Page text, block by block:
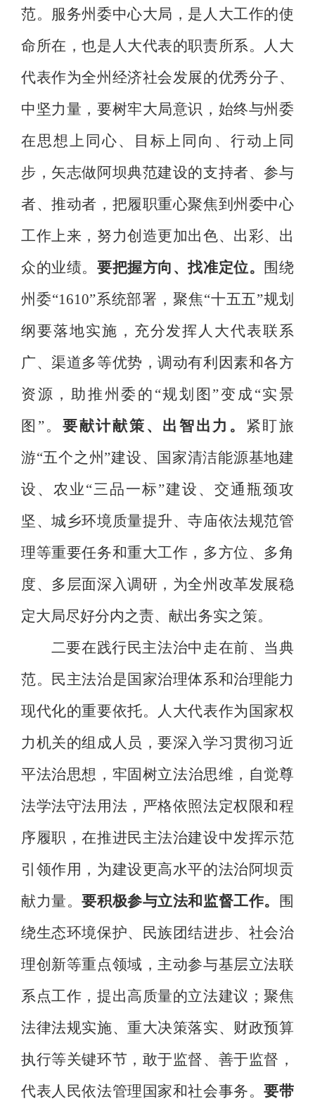
范。 服务州委中心大局，是人大工作的使
命所在，也是人大代表的职责所系。人大
代表作为全州经济社会发展的优秀分子、
中坚力量，要树牢大局意识 ，始终与州委
在思想上同心、目标上同向、行动上同
步，矢志做阿坝典范建设的支持者、参与
者、推动者，把履职重心聚焦到州委中心
工作上来，努力创造更加出色、出彩、出
众的业绩。 要把握方向、找准定位。
围绕
州委“1610”系统部署，聚焦“十五五”规划
纲要落地实施，充分发挥人大代表联系
广、渠道多等优势，调动有利因素和各方
资源，助推州委的 “规划图 ”变成 “实景
图 ”。要献计献策、出智出力 。 紧盯旅
游“五个之州 ”建设、国家清洁能源基地建
设、农业“三品一标”建设、交通瓶颈攻
坚、城乡环境质量提升、寺庙依法规范管
理等重要任务和重大工作，多方位、多角
度、多层面深入调研，为全州改革发展稳
定大局尽好分内之责、献出务实之策。
二要在践行民主法治中走在前、 当典
范。 民主法治是国家治理体系和治理能力
现代化的重要依托。人大代表作为国家权
力机关的组成人员，要深入学习贯彻习近
平法治思想 ， 牢固树立法治思维，自觉尊
法学法守法用法，严格依照法定权限和程
序履职，在推进民主法治建设中发挥示范
引领作用，为建设更高水平的法治阿坝贡
献力量。要积极参与立法和监督工作。
围
绕生态环境保护、民族团结进步、社会治
理创新等重点领域，主动参与基层立法联
系点工作，提出高质量的立法建议 ； 聚焦
法律法规实施、重大决策落实、财政预算
执行等关键环节，敢于监督、善于监督，
代表人民依法管理国家和社会事务。要带